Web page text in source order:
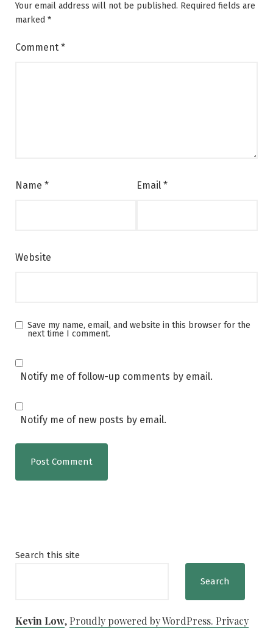
Your email address will not be published. Required fields are
marked *
Comment *
Name * Email *
Website
Save my name, email, and website in this browser for the
next time I comment.
Notify me of follow-up comments by email.
Notify me of new posts by email.
Search this site
Search
Kevin Low, Proudly powered by WordPress. Privacy